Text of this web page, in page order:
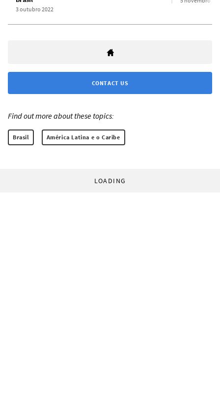
3 outubro 2022
CONTACT US
Find out more about these topics:
Brasil América Latina e o Caribe
LOADING